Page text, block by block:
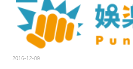
2016-12-09